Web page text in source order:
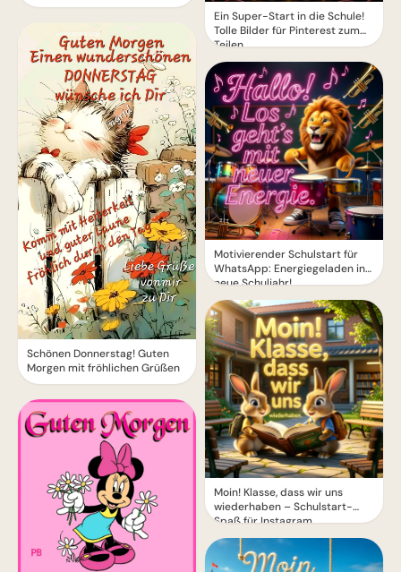
Schönen Donnerstag! Guten
Morgen mit fröhlichen Grüßen
Ein Super-Start in die Schule!
Tolle Bilder für Pinterest zum
Teilen.
Motivierender Schulstart für
WhatsApp: Energiegeladen ins
neue Schuljahr!
Moin! Klasse, dass wir uns
wiederhaben – Schulstart-
Spaß für Instagram